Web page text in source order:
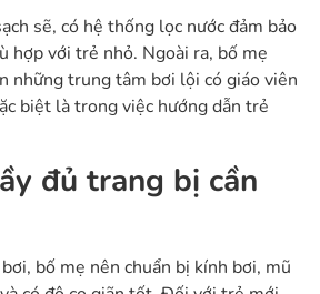
sẽ, có hệ thống lọc nước đảm bảo
hợp với trẻ nhỏ. Ngoài ra, bố mẹ
những trung tâm bơi lội có giáo viên
biệt là trong việc hướng dẫn trẻ
đủ trang bị cần
bố mẹ nên chuẩn bị kính bơi, mũ